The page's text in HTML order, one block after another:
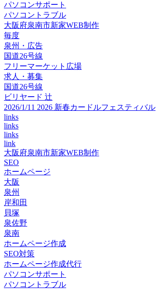
パソコンサポート
パソコントラブル
大阪府泉南市新家WEB制作
毎度
泉州・広告
国道26号線
フリーマーケット広場
求人・募集
国道26号線
ビリヤード 辻
2026/1/11 2026 新春カードルフェスティバル
links
links
links
link
大阪府泉南市新家WEB制作
SEO
ホームページ
大阪
泉州
岸和田
貝塚
泉佐野
泉南
ホームページ作成
SEO対策
ホームページ作成代行
パソコンサポート
パソコントラブル